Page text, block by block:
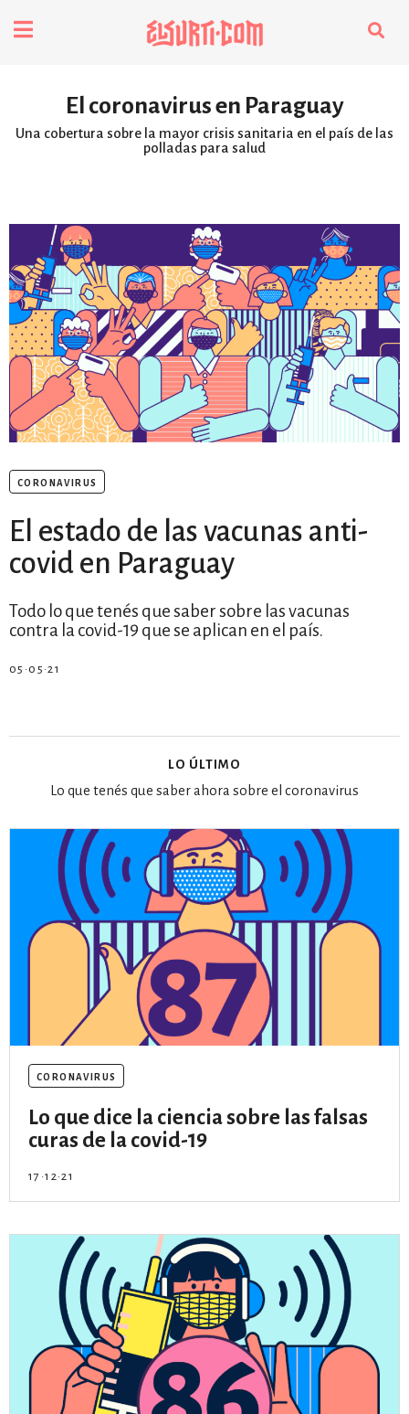
Futuros
Oligarquía
Despacio Sonoro
especiales
invasores vip
estronismo climático
escuelas fumigadas
patria contratista
consumo ilustrado
surti impreso
por formato
scrolls
timeline
chequeo
El coronavirus en Paraguay
Una cobertura sobre la mayor crisis sanitaria en el país de las
polladas para salud
coronavirus
El estado de las vacunas anti-
covid en Paraguay
Todo lo que tenés que saber sobre las vacunas
contra la covid-19 que se aplican en el país.
05·05·21
lo último
Lo que tenés que saber ahora sobre el coronavirus
coronavirus
Lo que dice la ciencia sobre las falsas
curas de la covid-19
17·12·21